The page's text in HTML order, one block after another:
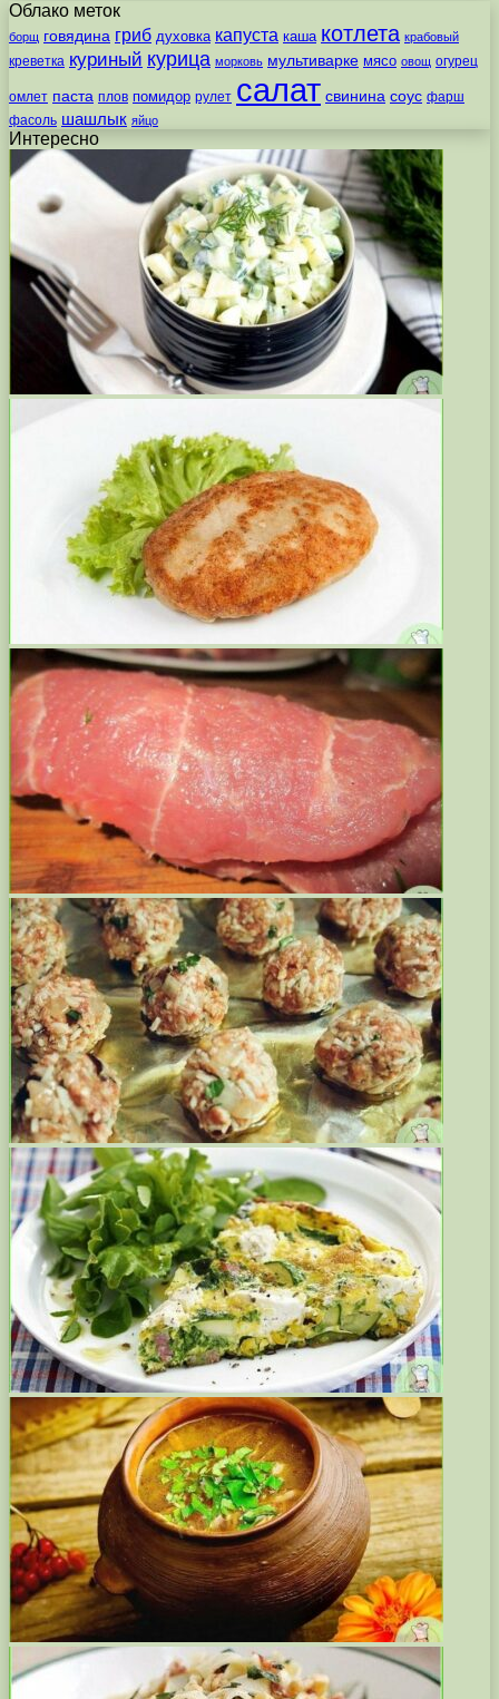
Облако меток
борщ говядина гриб духовка капуста каша котлета крабовый
креветка куриный курица морковь мультиварке мясо овощ огурец
омлет паста плов помидор рулет салат свинина соус фарш
фасоль шашлык яйцо
Интересно